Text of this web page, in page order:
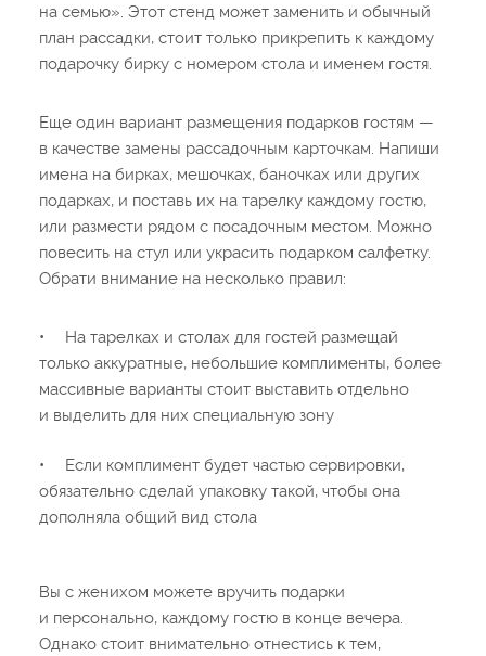
на семью». Этот стенд может заменить и обычный
план рассадки, стоит только прикрепить к каждому
подарочку бирку с номером стола и именем гостя.
Еще один вариант размещения подарков гостям —
в качестве замены рассадочным карточкам. Напиши
имена на бирках, мешочках, баночках или других
подарках, и поставь их на тарелку каждому гостю,
или размести рядом с посадочным местом. Можно
повесить на стул или украсить подарком салфетку.
Обрати внимание на несколько правил:
•
На тарелках и столах для гостей размещай
только аккуратные, небольшие комплименты, более
массивные варианты стоит выставить отдельно
и выделить для них специальную зону
•
Если комплимент будет частью сервировки,
обязательно сделай упаковку такой, чтобы она
дополняла общий вид стола
Вы с женихом можете вручить подарки
и персонально, каждому гостю в конце вечера.
Однако стоит внимательно отнестись к тем,